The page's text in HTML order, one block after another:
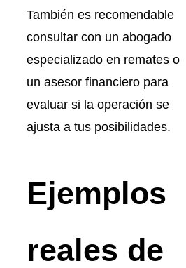
También es recomendable
consultar con un abogado
especializado en remates o
un asesor financiero para
evaluar si la operación se
ajusta a tus posibilidades.
Ejemplos
reales de